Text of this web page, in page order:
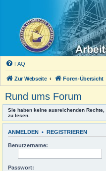
FAQ
Zur Webseite Foren-Übersicht
Rund ums Forum
Sie haben keine ausreichenden
zu lesen.
ANMELDEN • REGISTRIEREN
Benutzername:
Passwort: